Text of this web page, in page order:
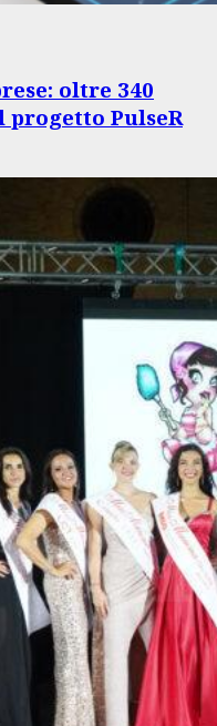
oltre 340
PulseR